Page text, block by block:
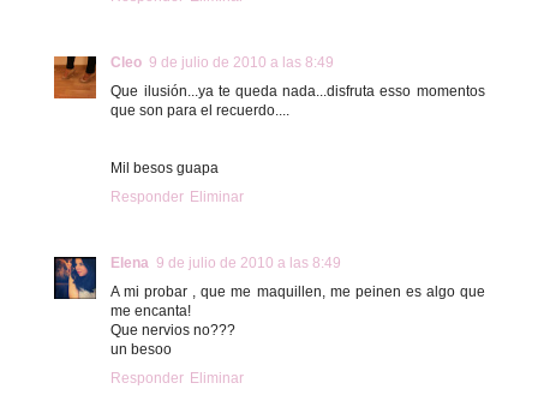
Cleo 9 de julio de 2010 a las 8:49
Que ilusión...ya te queda nada...disfruta esso momentos
que son para el recuerdo....
Mil besos guapa
Responder Eliminar
Elena 9 de julio de 2010 a las 8:49
A mi probar , que me maquillen, me peinen es algo que
me encanta!
Que nervios no???
un besoo
Responder Eliminar